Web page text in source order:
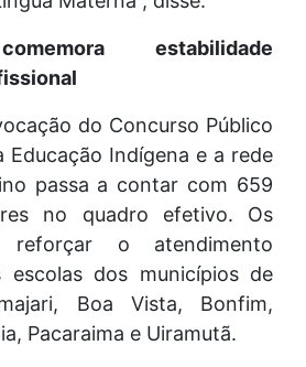
estabilidade
do Concurso Público
Educação Indígena e a rede
passa a contar com 659
no quadro efetivo. Os
reforçar o atendimento
escolas dos municípios de
Boa Vista, Bonfim,
Pacaraima e Uiramutã.